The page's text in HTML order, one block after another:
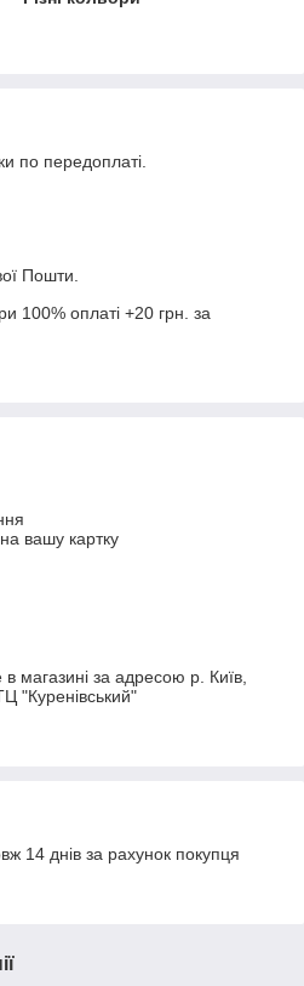
по передоплаті.
Пошти.
100% оплаті +20 грн. за
вашу картку
магазині за адресою р. Київ,
"Куренівський"
14 днів за рахунок покупця